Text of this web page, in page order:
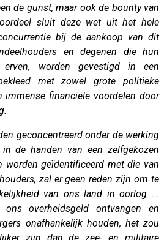
de gunst, maar ook de bounty van
sluit deze wet uit het hele
bij de aankoop van dit
en degenen die hun
worden gevestigd in een
met zowel grote politieke
immense financiële voordelen door
geconcentreerd onder de werking
de handen van een zelfgekozen
worden geïdentificeerd met die van
zal er geen reden zijn om te
van ons land in oorlog ...
overheidsgeld ontvangen en
onafhankelijk houden, het zou